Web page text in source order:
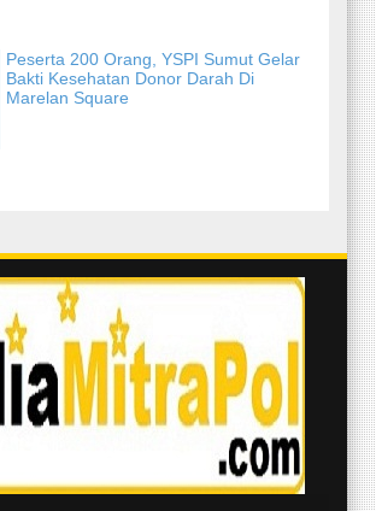
Peserta 200 Orang, YSPI Sumut Gelar
Bakti Kesehatan Donor Darah Di
Marelan Square